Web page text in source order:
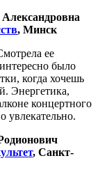
, Минск
ее
было
когда хочешь
Энергетика,
концертного
увлекательно.
, Санкт-